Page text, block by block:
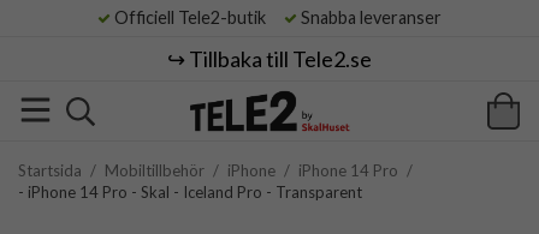
Officiell Tele2-butik Snabba leveranser
↪️ Tillbaka till Tele2.se
Startsida / Mobiltillbehör / iPhone / iPhone 14 Pro /
- iPhone 14 Pro - Skal - Iceland Pro - Transparent